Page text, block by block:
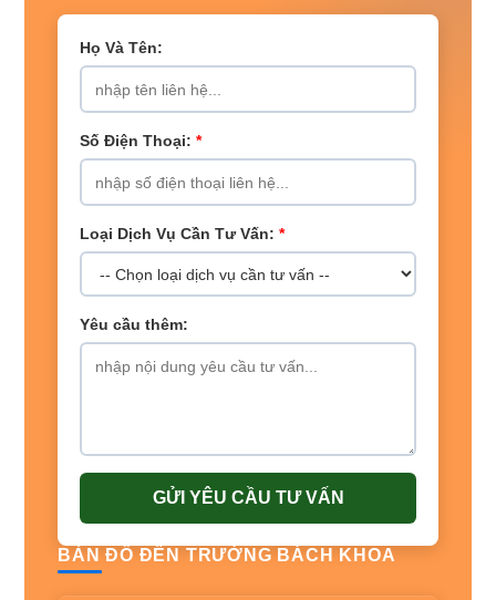
Họ Và Tên:
Số Điện Thoại: *
Loại Dịch Vụ Cần Tư Vấn: *
Yêu cầu thêm:
GỬI YÊU CẦU TƯ VẤN
BẢN ĐỒ ĐẾN TRƯỜNG BÁCH KHOA